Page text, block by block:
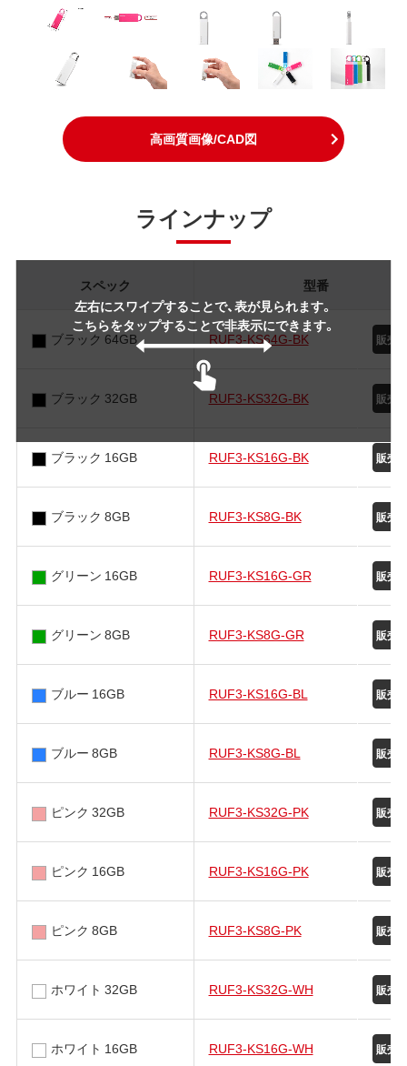
高画質画像/CAD図
ラインナップ
左右にスワイプすることで、表が見られます。
こちらをタップすることで非表示にできます。
スペック 型番
ブラック 64GB RUF3-KS64G-BK
ブラック 32GB RUF3-KS32G-BK
ブラック 16GB RUF3-KS16G-BK
ブラック 8GB RUF3-KS8G-BK
グリーン 16GB RUF3-KS16G-GR
グリーン 8GB RUF3-KS8G-GR
ブルー 16GB RUF3-KS16G-BL
ブルー 8GB RUF3-KS8G-BL
ピンク 32GB RUF3-KS32G-PK
ピンク 16GB RUF3-KS16G-PK
ピンク 8GB RUF3-KS8G-PK
ホワイト 32GB RUF3-KS32G-WH
ホワイト 16GB RUF3-KS16G-WH